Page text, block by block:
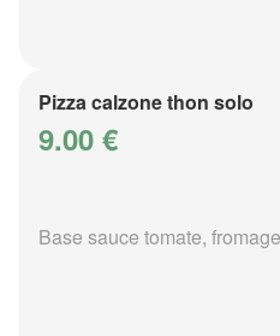
Pizza calzone thon solo
9.00 €
Base sauce tomate,